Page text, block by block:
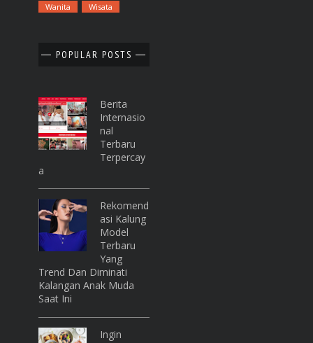
Wanita
Wisata
POPULAR POSTS
Berita
Internasio
Nal
Terbaru
Terpercay
A
Rekomend
Asi Kalung
Model
Terbaru
Yang
Trend Dan Diminati
Kalangan Anak Muda
Saat Ini
Ingin